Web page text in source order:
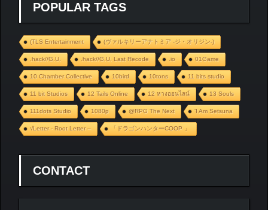
POPULAR TAGS
(TLS Entertainment (ヴァルキリーアナトミア ‐ジ・オリジン‐)
.hack//G.U. .hack//G.U. Last Recode .io 01Game
10 Chamber Collective 10bird 10tons 11 bits studio
11 bit Studios 12 Tails Online 12 หางออนไลน์ 13 Souls
111dots Studio 1080p @RPG The Next ‘I Am Setsuna
√Letter - Root Letter – 「ドラゴンハンターCOOP 」
CONTACT